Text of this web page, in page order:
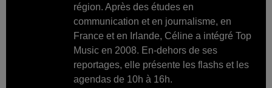
région. Après des études en
communication et en journalisme, en
France et en Irlande, Céline a intégré Top
Music en 2008. En-dehors de ses
reportages, elle présente les flashs et les
agendas de 10h à 16h.